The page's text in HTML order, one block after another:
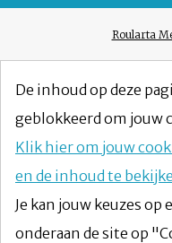
Roularta
De inhoud op deze
geblokkeerd om jouw
Klik hier om jouw
en de inhoud te
Je kan jouw keuzes
onderaan de site op